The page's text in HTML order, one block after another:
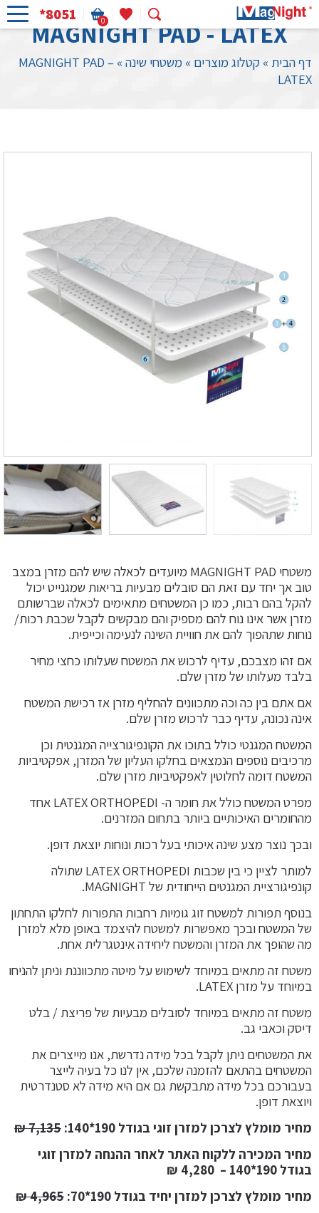
0
*8051
MAGNIGHT PAD - LATEX
דף הבית » קטלוג מוצרים » משטחי שינה »
MAGNIGHT PAD –
LATEX
משטחי MAGNIGHT PAD מיועדים לכאלה שיש להם מזרן במצב
טוב אך יחד עם זאת הם סובלים מבעיות בריאות שמגנייט יכול
להקל בהם רבות, כמו כן המשטחים מתאימים לכאלה שברשותם
מזרן אשר אינו נוח להם מספיק והם מבקשים לקבל שכבת רכות/
נוחות שתהפוך להם את חוויית השינה לנעימה וכייפית.
אם זהו מצבכם, עדיף לרכוש את המשטח שעלותו כחצי מחיר
בלבד מעלותו של מזרן שלם.
אם אתם בין כה וכה מתכוונים להחליף מזרן אז רכישת המשטח
אינה נכונה, עדיף כבר לרכוש מזרן שלם.
המשטח המגנטי כולל בתוכו את הקונפיגורצייה המגנטית וכן
מרכיבים נוספים הנמצאים בחלקו העליון של המזרן, אפקטיביות
המשטח דומה לחלוטין לאפקטיביות מזרן שלם.
מפרט המשטח כולל את חומר ה- LATEX ORTHOPEDI אחד
מהחומרים האיכותיים ביותר בתחום המזרנים.
ובכך נוצר מצע שינה איכותי בעל רכות ונוחות יוצאת דופן.
למותר לציין כי בין שכבות LATEX ORTHOPEDI שתולה
קונפיגורציית המגנטים הייחודית של MAGNIGHT.
בנוסף תפורות למשטח זוג גומיות רחבות התפורות לחלקו התחתון
של המשטח ובכך מאפשרות למשטח להיצמד באופן מלא למזרן
מה שהופך את המזרן והמשטח ליחידה אינטגרלית אחת.
משטח זה מתאים במיוחד לשימוש על מיטה מתכווננת וניתן להניחו
במיוחד על מזרן LATEX.
משטח זה מתאים במיוחד לסובלים מבעיות של פריצת / בלט
דיסק וכאבי גב.
את המשטחים ניתן לקבל בכל מידה נדרשת, אנו מייצרים את
המשטחים בהתאם להזמנה שלכם, אין לנו כל בעיה לייצר
בעבורכם בכל מידה מתבקשת גם אם היא מידה לא סטנדרטית
ויוצאת דופן.
מחיר מומלץ לצרכן למזרן זוגי בגודל 190*140
:
7,135
₪
מחיר המכירה ללקוח האתר לאחר ההנחה למזרן זוגי
בגודל 190*140
– 4,280 ₪
מחיר מומלץ לצרכן למזרן יחיד בגודל 190*70:
4,965
₪